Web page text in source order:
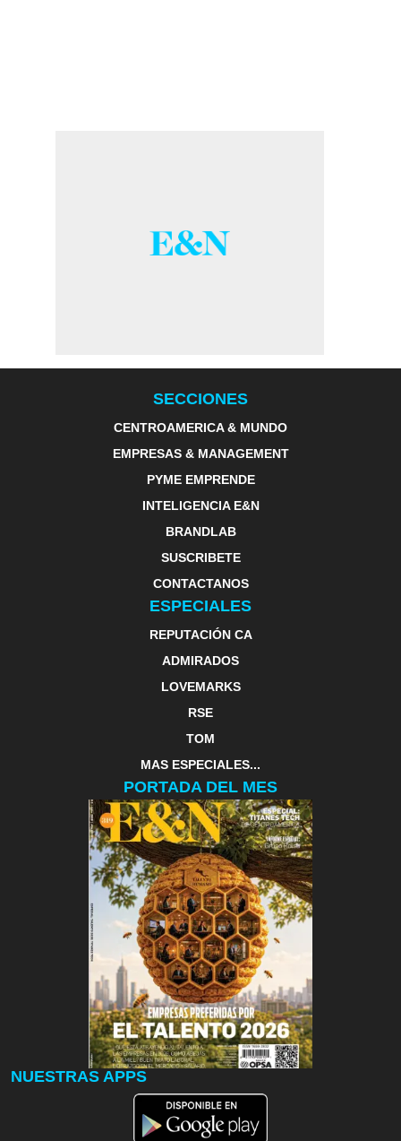
SECCIONES
CENTROAMERICA & MUNDO
EMPRESAS & MANAGEMENT
PYME EMPRENDE
INTELIGENCIA E&N
BRANDLAB
SUSCRIBETE
CONTACTANOS
ESPECIALES
REPUTACIÓN CA
ADMIRADOS
LOVEMARKS
RSE
TOM
MAS ESPECIALES...
PORTADA DEL MES
NUESTRAS APPS